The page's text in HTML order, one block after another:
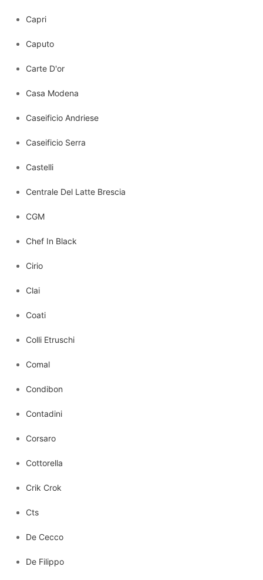
Capri
Caputo
Carte D'or
Casa Modena
Caseificio Andriese
Caseificio Serra
Castelli
Centrale Del Latte Brescia
CGM
Chef In Black
Cirio
Clai
Coati
Colli Etruschi
Comal
Condibon
Contadini
Corsaro
Cottorella
Crik Crok
Cts
De Cecco
De Filippo